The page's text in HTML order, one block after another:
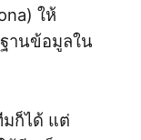
ให้
านข้อมูลใน
มก็ได้ แต่